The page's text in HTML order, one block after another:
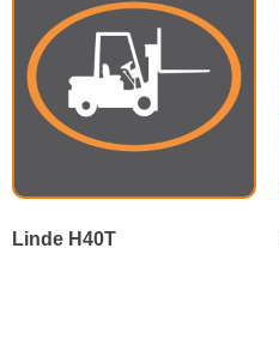
Linde H40T